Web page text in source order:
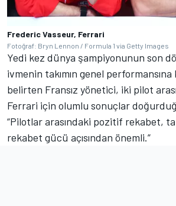
Frederic Vasseur, Ferrari
Fotoğraf: Bryn Lennon / Formula 1 via Getty Images
Yedi kez dünya şampiyonunun son
ivmenin takımın genel performansına
belirten Fransız yönetici, iki pilot
Ferrari için olumlu sonuçlar
“Pilotlar arasındaki pozitif rekabet,
rekabet gücü açısından önemli.”